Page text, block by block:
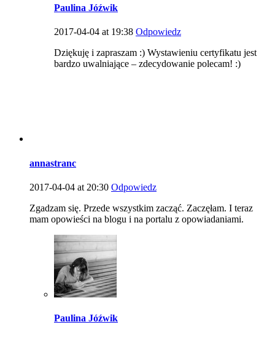
Paulina Jóźwik
2017-04-04 at 19:38 Odpowiedz
Dziękuję i zapraszam :) Wystawieniu certyfikatu jest
bardzo uwalniające – zdecydowanie polecam! :)
annastranc
2017-04-04 at 20:30 Odpowiedz
Zgadzam się. Przede wszystkim zacząć. Zaczęłam. I teraz
mam opowieści na blogu i na portalu z opowiadaniami.
Paulina Jóźwik